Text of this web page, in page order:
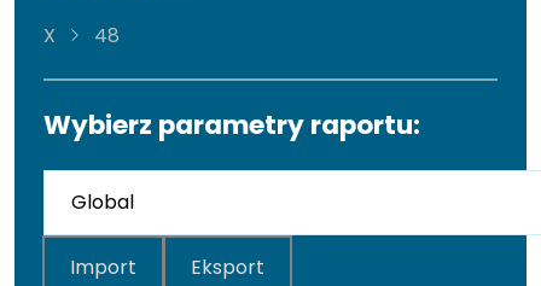
X 48
Wybierz parametry raportu:
Import Eksport